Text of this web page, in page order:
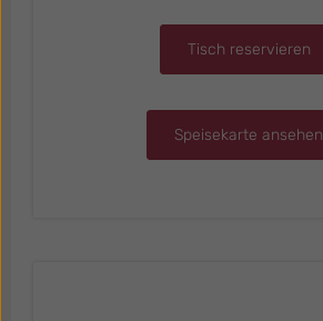
Tisch reservieren
Speisekarte ansehen